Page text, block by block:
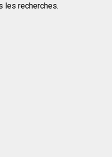
les recherches.